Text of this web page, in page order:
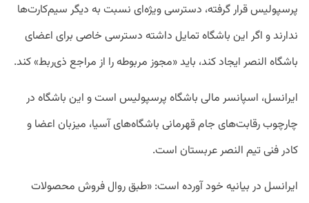
پرسپولیس قرار گرفته، دسترسی ویژه‌ای نسبت به دیگر سیم‌کارت‌ها
ندارند و اگر این باشگاه تمایل داشته دسترسی خاصی برای اعضای
باشگاه النصر ایجاد کند،‌ باید «مجوز مربوطه را از مراجع ذی‌ربط» کند.
ایرانسل، اسپانسر مالی باشگاه پرسپولیس است و این باشگاه در
چارچوب رقابت‌های جام قهرمانی باشگاه‌های آسیا، میزبان اعضا و
کادر فنی تیم النصر عربستان است.
ایرانسل در بیانیه خود آورده است: «طبق روال فروش محصولات